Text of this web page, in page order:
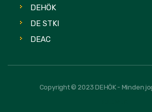
DEHÖK
DE STKI
DEAC
Copyright © 2023 DEHÖK - Minden